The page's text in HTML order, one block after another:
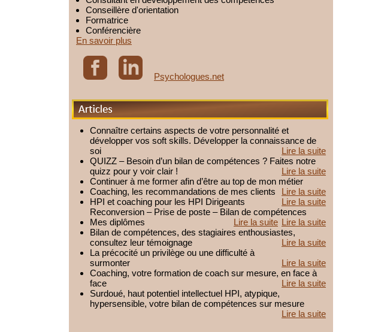
Conseillère d'orientation
Formatrice
Conférencière
En savoir plus
Psychologues.net
Articles
Connaître certains aspects de votre personnalité et
développer vos soft skills. Développer la connaissance de
soi
Lire la suite
QUIZZ – Besoin d’un bilan de compétences ? Faites notre
quizz pour y voir clair !
Lire la suite
Continuer à me former afin d’être au top de mon métier
Lire la suite
Coaching, les recommandations de mes clients
Lire la suite
HPI et coaching pour les HPI Dirigeants
Reconversion – Prise de poste – Bilan de compétences
Lire la suite
Mes diplômes
Lire la suite
Bilan de compétences, des stagiaires enthousiastes,
consultez leur témoignage
Lire la suite
La précocité un privilège ou une difficulté à
surmonter
Lire la suite
Coaching, votre formation de coach sur mesure, en face à
face
Lire la suite
Surdoué, haut potentiel intellectuel HPI, atypique,
hypersensible, votre bilan de compétences sur mesure
Lire la suite